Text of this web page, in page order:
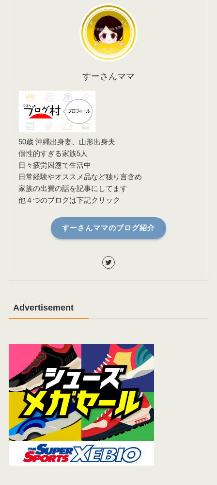
すーさんママ
50歳 沖縄出身妻、山形出身夫
個性的すぎる家族5人
日々疲労困憊で生活中
日常経験やオススメ品など独り言含め
家族の出費の話を記事にしてます
他４つのブログは下記クリック
すーさんママのブログ紹介
Advertisement